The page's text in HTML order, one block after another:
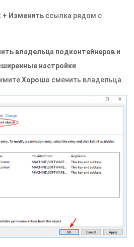
+ Изменить ссылка рядом с
владельца подконтейнеров и
настройки
Хорошо сменить владельца.